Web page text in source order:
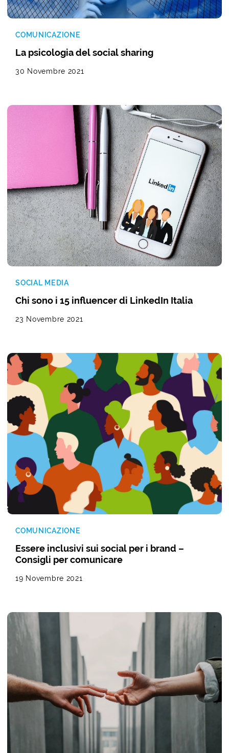
COMUNICAZIONE
La psicologia del social sharing
30 Novembre 2021
SOCIAL MEDIA
Chi sono i 15 influencer di LinkedIn Italia
23 Novembre 2021
COMUNICAZIONE
Essere inclusivi sui social per i brand –
Consigli per comunicare
19 Novembre 2021